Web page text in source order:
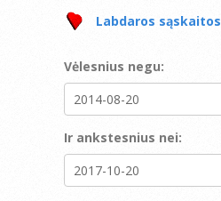
Labdaros sąskaitos
Vėlesnius negu:
Ir ankstesnius nei: